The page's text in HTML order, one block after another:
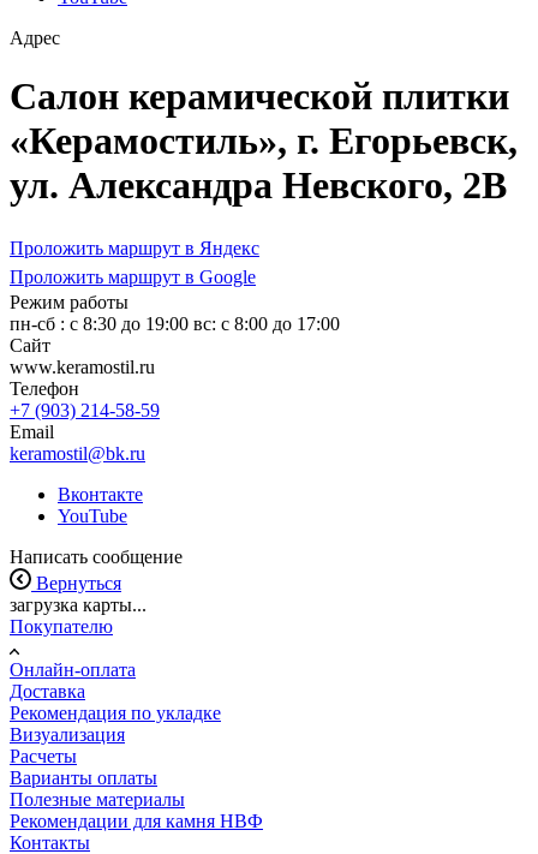
Адрес
Салон керамической плитки
«Керамостиль», г. Егорьевск,
ул. Александра Невского, 2В
Проложить маршрут в Яндекс
Проложить маршрут в Google
Режим работы
пн-сб : с 8:30 до 19:00 вс: c 8:00 до 17:00
Сайт
www.keramostil.ru
Телефон
+7 (903) 214-58-59
Email
keramostil@bk.ru
Вконтакте
YouTube
Написать сообщение
Вернуться
загрузка карты...
Покупателю
Онлайн-оплата
Доставка
Рекомендация по укладке
Визуализация
Расчеты
Варианты оплаты
Полезные материалы
Рекомендации для камня НВФ
Контакты